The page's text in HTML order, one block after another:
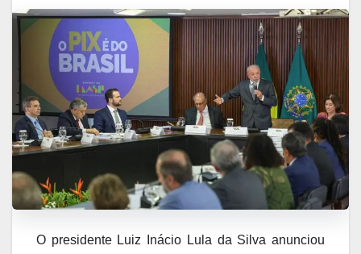
O presidente Luiz Inácio Lula da Silva anunciou